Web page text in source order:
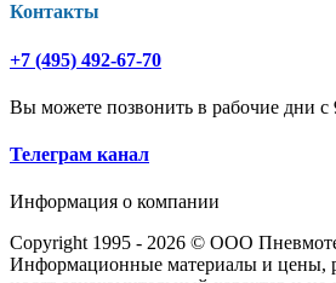
Контакты
+7 (495) 492-67-70
Вы можете позвонить в рабочие дни с
Телеграм канал
Информация о компании
Copyright 1995 - 2026 © ООО
Информационные материалы и цены,